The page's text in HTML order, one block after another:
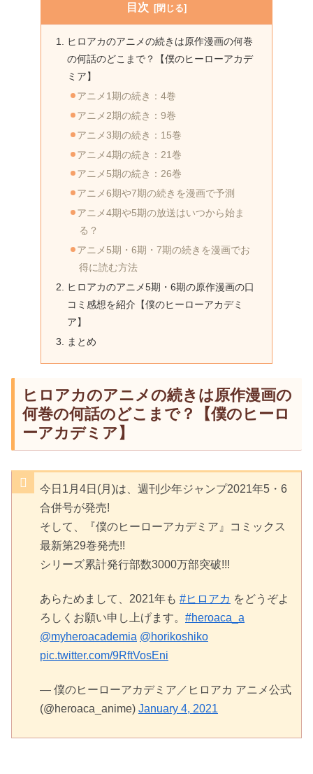
目次
ヒロアカのアニメの続きは原作漫画の何巻
の何話のどこまで？【僕のヒーローアカデ
ミア】
アニメ1期の続き：4巻
アニメ2期の続き：9巻
アニメ3期の続き：15巻
アニメ4期の続き：21巻
アニメ5期の続き：26巻
アニメ6期や7期の続きを漫画で予測
アニメ4期や5期の放送はいつから始ま
る？
アニメ5期・6期・7期の続きを漫画でお
得に読む方法
ヒロアカのアニメ5期・6期の原作漫画の口
コミ感想を紹介【僕のヒーローアカデミ
ア】
まとめ
ヒロアカのアニメの続きは原作漫画の
何巻の何話のどこまで？【僕のヒーロ
ーアカデミア】
今日1月4日(月)は、週刊少年ジャンプ2021年5・6
合併号が発売!
そして、『僕のヒーローアカデミア』コミックス
最新第29巻発売!!
シリーズ累計発行部数3000万部突破!!!
あらためまして、2021年も #ヒロアカ をどうぞよ
ろしくお願い申し上げます。 #heroaca_a
@myheroacademia @horikoshiko
pic.twitter.com/9RftVosEni
— 僕のヒーローアカデミア／ヒロアカ アニメ公式
(@heroaca_anime) January 4, 2021